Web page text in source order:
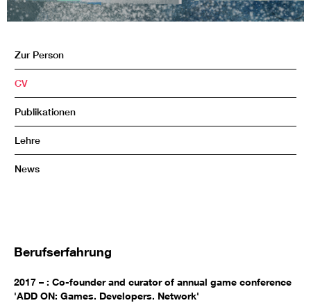
Zur Person
CV
Publikationen
Lehre
News
Berufserfahrung
2017 – : Co-founder and curator of annual game conference
'ADD ON: Games. Developers. Network'